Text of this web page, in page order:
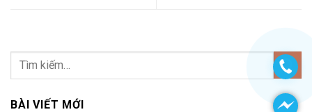
BÀI VIẾT MỚI